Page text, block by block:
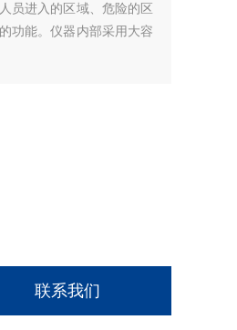
员进入的区域、危险的区
功能。仪器内部采用大容
联系我们